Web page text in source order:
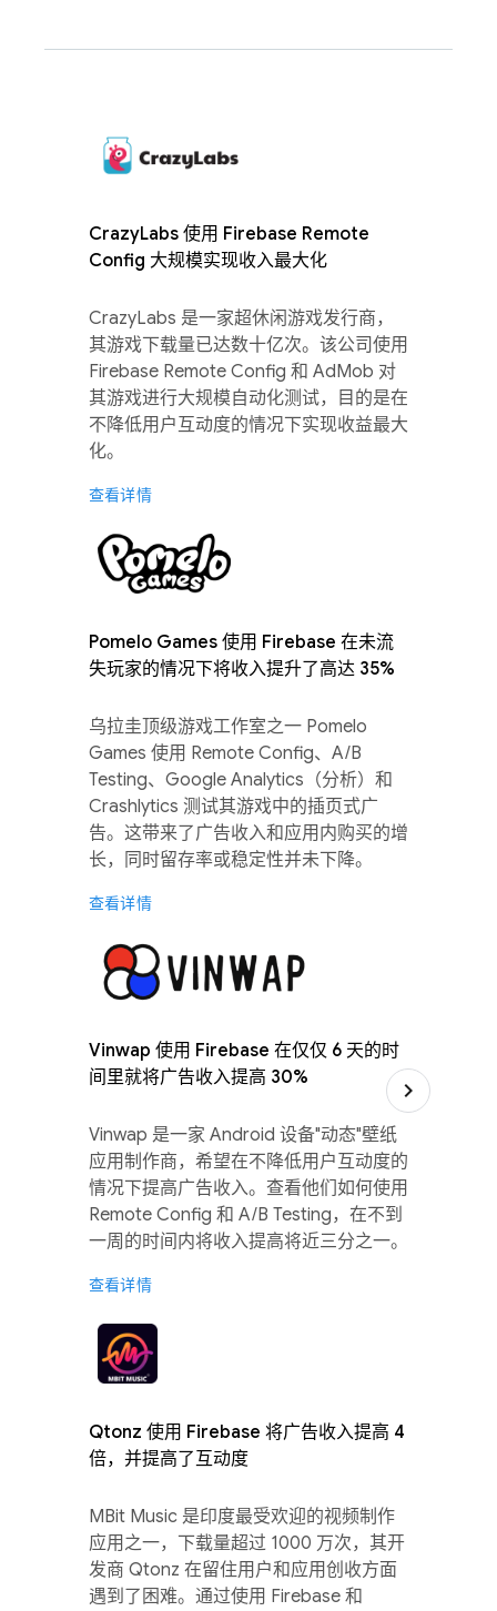
CrazyLabs 使用 Firebase Remote
Config 大规模实现收入最大化
CrazyLabs 是一家超休闲游戏发行商，
其游戏下载量已达数十亿次。该公司使用
Firebase Remote Config 和 AdMob 对
其游戏进行大规模自动化测试，目的是在
不降低用户互动度的情况下实现收益最大
化。
查看详情
Pomelo Games 使用 Firebase 在未流
失玩家的情况下将收入提升了高达 35%
乌拉圭顶级游戏工作室之一 Pomelo
Games 使用 Remote Config、A/B
Testing、Google Analytics（分析）和
Crashlytics 测试其游戏中的插页式广
告。这带来了广告收入和应用内购买的增
长，同时留存率或稳定性并未下降。
查看详情
Vinwap 使用 Firebase 在仅仅 6 天的时
间里就将广告收入提高 30%
Vinwap 是一家 Android 设备"动态"壁纸
应用制作商，希望在不降低用户互动度的
情况下提高广告收入。查看他们如何使用
Remote Config 和 A/B Testing，在不到
一周的时间内将收入提高将近三分之一。
查看详情
Qtonz 使用 Firebase 将广告收入提高 4
倍，并提高了互动度
MBit Music 是印度最受欢迎的视频制作
应用之一，下载量超过 1000 万次，其开
发商 Qtonz 在留住用户和应用创收方面
遇到了困难。通过使用 Firebase 和